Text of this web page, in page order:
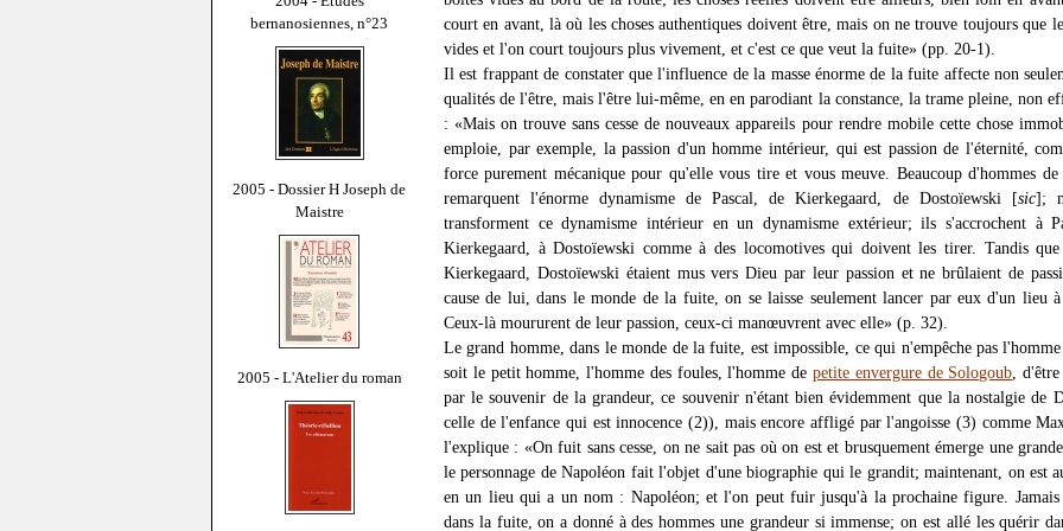
bernanosiennes, n°23
2005 - Dossier H Joseph de
Maistre
2005 - L'Atelier du roman
court en avant, là où les choses authentiques doivent être, mais on ne trouve toujours que
vides et l'on court toujours plus vivement, et c'est ce que veut la fuite» (pp. 20-1).
Il est frappant de constater que l'influence de la masse énorme de la fuite affecte non
qualités de l'être, mais l'être lui-même, en en parodiant la constance, la trame pleine, non
: «Mais on trouve sans cesse de nouveaux appareils pour rendre mobile cette chose
emploie, par exemple, la passion d'un homme intérieur, qui est passion de l'éternité,
force purement mécanique pour qu'elle vous tire et vous meuve. Beaucoup d'hommes
remarquent l'énorme dynamisme de Pascal, de Kierkegaard, de Dostoïewski [sic];
transforment ce dynamisme intérieur en un dynamisme extérieur; ils s'accrochent à
Kierkegaard, à Dostoïewski comme à des locomotives qui doivent les tirer. Tandis que
Kierkegaard, Dostoïewski étaient mus vers Dieu par leur passion et ne brûlaient de
cause de lui, dans le monde de la fuite, on se laisse seulement lancer par eux d'un lieu
Ceux-là moururent de leur passion, ceux-ci manœuvrent avec elle» (p. 32).
Le grand homme, dans le monde de la fuite, est impossible, ce qui n'empêche pas
soit le petit homme, l'homme des foules, l'homme de petite envergure de Sologoub ,
par le souvenir de la grandeur, ce souvenir n'étant bien évidemment que la nostalgie de
celle de l'enfance qui est innocence (2)), mais encore affligé par l'angoisse (3) comme
l'explique : «On fuit sans cesse, on ne sait pas où on est et brusquement émerge une
le personnage de Napoléon fait l'objet d'une biographie qui le grandit; maintenant, on est
en un lieu qui a un nom : Napoléon; et l'on peut fuir jusqu'à la prochaine figure. Jamais
dans la fuite, on a donné à des hommes une grandeur si immense; on est allé les quérir